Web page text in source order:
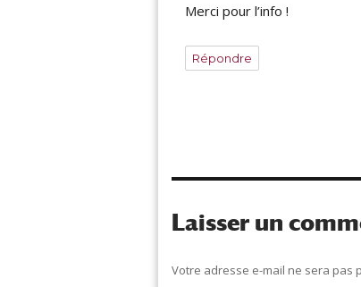
Merci pour l’info !
Répondre
Laisser un
Votre adresse e-mail ne sera pas